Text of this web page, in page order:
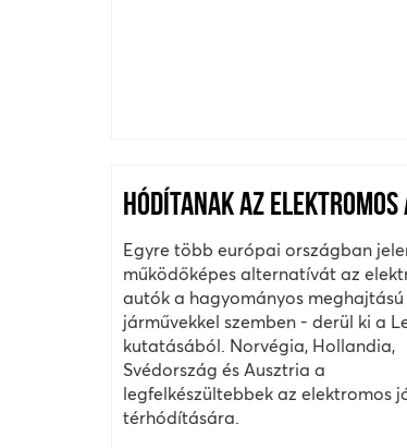
HÓDÍTANAK AZ ELEKTROMOS
Egyre több európai országban
működőképes alternatívát az
autók a hagyományos meghajtású
járművekkel szemben - derül ki a
kutatásából. Norvégia, Hollandia,
Svédország és Ausztria a
legfelkészültebbek az elektromos
térhódítására.